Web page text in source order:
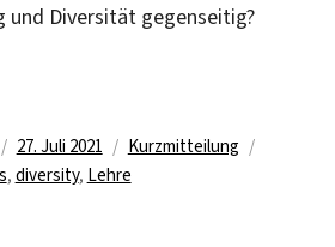
und Diversität gegenseitig?
„Diversität Digital Denken – The
Veröffentlicht
am
27. Juli 2021 Format
Kurzmitteilung
, diversity, Lehre